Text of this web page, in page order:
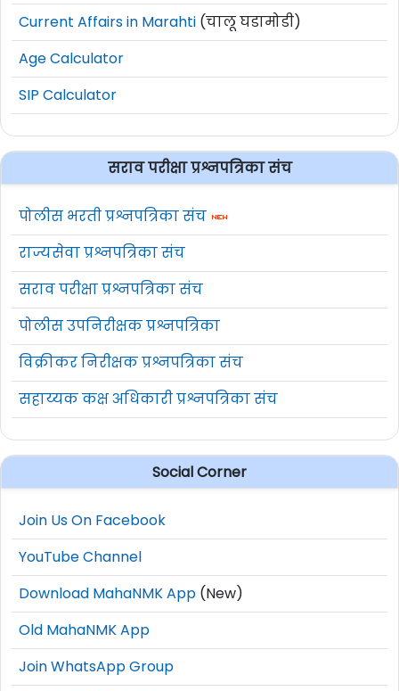
Current Affairs in Marahti (चालू घडामोडी)
Age Calculator
SIP Calculator
सराव परीक्षा प्रश्नपत्रिका संच
पोलीस भरती प्रश्नपत्रिका संच
राज्यसेवा प्रश्नपत्रिका संच
सराव परीक्षा प्रश्नपत्रिका संच
पोलीस उपनिरीक्षक प्रश्नपत्रिका
विक्रीकर निरीक्षक प्रश्नपत्रिका संच
सहाय्यक कक्ष अधिकारी प्रश्नपत्रिका संच
Social Corner
Join Us On Facebook
YouTube Channel
Download MahaNMK App (New)
Old MahaNMK App
Join WhatsApp Group